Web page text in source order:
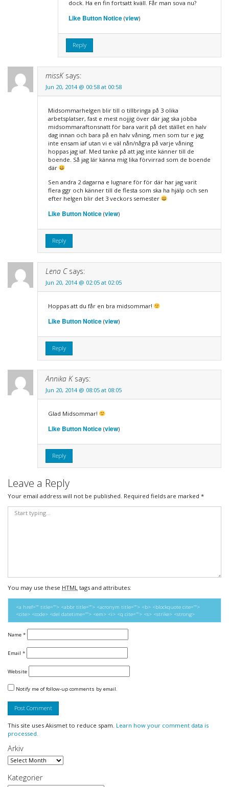
dock. Ha en fin fortsatt kväll. Får man sova nu?
Like Button Notice(view)
Reply
missK says:
Jun 20, 2014 @ 00:58 at 00:58
Midsommarhelgen blir till o tillbringa på 3 olika
arbetsplatser, fast e mest nojjig över där jag ska jobba
midsommaraftonsnatt för bara varit på det stället en halv
dag innan och bara på en halv våning, men som tur e jag
inte ensam iaf utan vi e väl nån/några på varje våning
hoppas jag iaf. Med tanke på att jag inte känner till de
boende. Så jag lär känna mig lika förvirrad som de boende
där
Sen andra 2 dagarna e lugnare för för där har jag varit
flera ggr och känner till de flesta som ska ha hjälp och sen
efter helgen blir det 3 veckors semester
Like Button Notice(view)
Reply
Lena C says:
Jun 20, 2014 @ 02:05 at 02:05
Hoppas att du får en bra midsommar!
Like Button Notice(view)
Reply
Annika K says:
Jun 20, 2014 @ 08:05 at 08:05
Glad Midsommar!
Like Button Notice(view)
Reply
Leave a Reply
Your email address will not be published. Required fields are marked *
You may use these HTML tags and attributes:
<a href="" title=""> <abbr title=""> <acronym title=""> <b> <blockquote cite="">
<cite> <code> <del datetime=""> <em> <i> <q cite=""> <s> <strike> <strong>
Name *
Email *
Website
Notify me of follow-up comments by email.
This site uses Akismet to reduce spam. Learn how your comment data is
processed.
Arkiv
Arkiv
Kategorier